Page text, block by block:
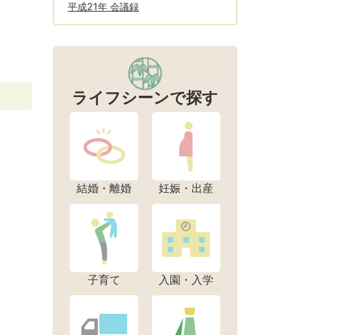
平成21年 会議録
ライフシーンで探す
結婚・離婚 妊娠・出産
子育て 入園・入学